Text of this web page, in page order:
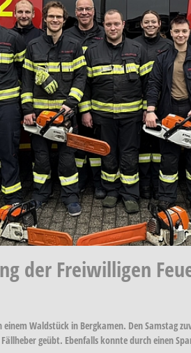
der Freiwilligen
Waldstück in Bergkamen. Den
geübt. Ebenfalls konnte durch einen